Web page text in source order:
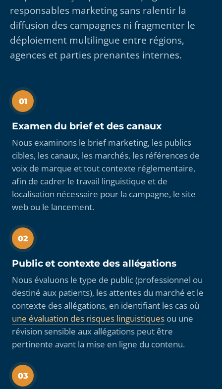
responsables marketing sans ralentir la
diffusion des campagnes ni fragmenter le
déploiement multilingue entre régions,
agences et parties prenantes internes.
01
Examen du brief et des canaux
Nous examinons le brief marketing, les publics
cibles, les canaux, les marchés, les références de
voix de marque et tout contexte réglementaire,
afin de cadrer le travail linguistique et de
localisation nécessaire pour la campagne, le site
web ou le lancement.
02
Public et contexte des allégations
Nous évaluons le type de public (professionnel ou
destiné aux patients), les attentes du marché et le
contexte des allégations, en identifiant les cas où
une évaluation des risques linguistiques ou une
révision sensible aux allégations peut être
pertinente avant la mise en ligne du contenu.
03